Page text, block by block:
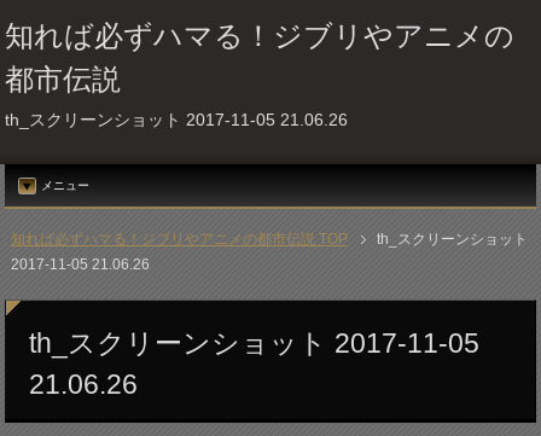
知れば必ずハマる！ジブリやアニメの
都市伝説
th_スクリーンショット 2017-11-05 21.06.26
メニュー
知れば必ずハマる！ジブリやアニメの都市伝説 TOP
th_スクリーンショット
2017-11-05 21.06.26
th_スクリーンショット 2017-11-05
21.06.26